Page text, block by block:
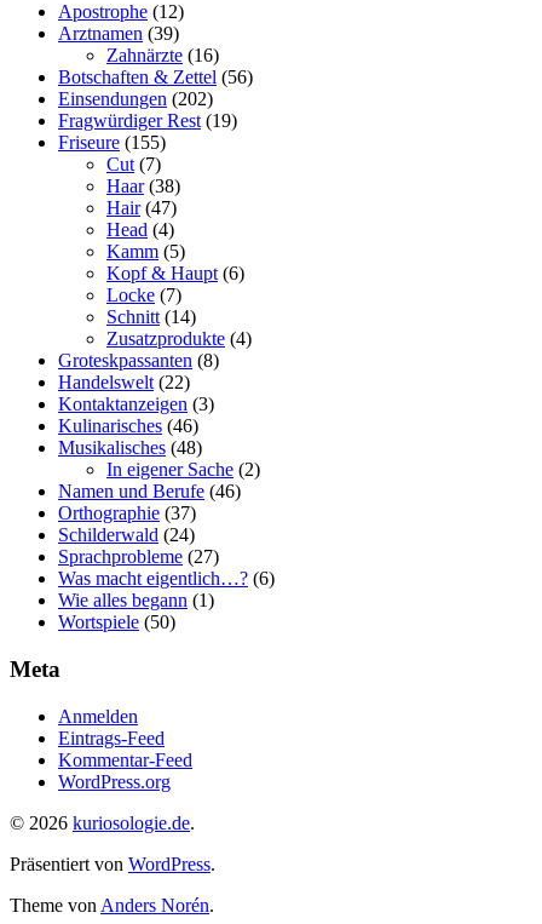
Apostrophe (12)
Arztnamen (39)
Zahnärzte (16)
Botschaften & Zettel (56)
Einsendungen (202)
Fragwürdiger Rest (19)
Friseure (155)
Cut (7)
Haar(38)
Hair(47)
Head (4)
Kamm (5)
Kopf & Haupt (6)
Locke (7)
Schnitt (14)
Zusatzprodukte (4)
Groteskpassanten (8)
Handelswelt (22)
Kontaktanzeigen (3)
Kulinarisches (46)
Musikalisches (48)
In eigener Sache (2)
Namen und Berufe (46)
Orthographie (37)
Schilderwald (24)
Sprachprobleme (27)
Was macht eigentlich…? (6)
Wie alles begann (1)
Wortspiele (50)
Meta
Anmelden
Eintrags-Feed
Kommentar-Feed
WordPress.org
© 2026 kuriosologie.de.
Präsentiert von WordPress.
Theme von Anders Norén.